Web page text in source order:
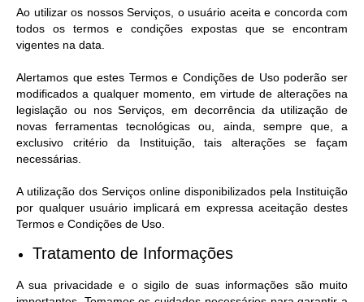
Ao utilizar os nossos Serviços, o usuário aceita e concorda com
todos os termos e condições expostas que se encontram
vigentes na data.
Alertamos que estes Termos e Condições de Uso poderão ser
modificados a qualquer momento, em virtude de alterações na
legislação ou nos Serviços, em decorrência da utilização de
novas ferramentas tecnológicas ou, ainda, sempre que, a
exclusivo critério da Instituição, tais alterações se façam
necessárias.
A utilização dos Serviços online disponibilizados pela Instituição
por qualquer usuário implicará em expressa aceitação destes
Termos e Condições de Uso.
Tratamento de Informações
A sua privacidade e o sigilo de suas informações são muito